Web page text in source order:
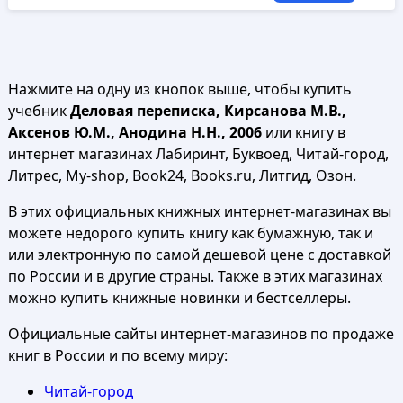
Нажмите на одну из кнопок выше, чтобы купить
учебникДеловая переписка, Кирсанова М.В.,
Аксенов Ю.М., Анодина Н.Н., 2006или книгу в
интернет магазинах Лабиринт, Буквоед, Читай-город,
Литрес, My-shop, Book24, Books.ru, Литгид, Озон.
В этих официальных книжных интернет-магазинах вы
можете недорого купить книгу как бумажную, так и
или электронную по самой дешевой цене с доставкой
по России и в другие страны. Также в этих магазинах
можно купить книжные новинки и бестселлеры.
Официальные сайты интернет-магазинов по продаже
книг в России и по всему миру:
Читай-город